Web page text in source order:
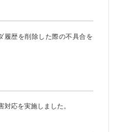
履歴を削除した際の不具合を
応を実施しました。